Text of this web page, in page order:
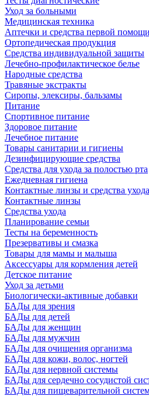
Уход за больными
Медицинская техника
Аптечки и средства первой помощи
Ортопедическая продукция
Средства индивидуальной защиты
Лечебно-профилактическое белье
Народные средства
Травяные экстракты
Сиропы, элексиры, бальзамы
Питание
Спортивное питание
Здоровое питание
Лечебное питание
Товары санитарии и гигиены
Дезинфицирующие средства
Средства для ухода за полостью рта
Ежедневная гигиена
Контактные линзы и средства ухода
Контактные линзы
Средства ухода
Планирование семьи
Тесты на беременность
Презервативы и смазка
Товары для мамы и малыша
Аксессуары для кормления детей
Детское питание
Уход за детьми
Биологически-активные добавки
БАДы для зрения
БАДы для детей
БАДы для женщин
БАДы для мужчин
БАДы для очищения организма
БАДы для кожи, волос, ногтей
БАДы для нервной системы
БАДы для сердечно сосудистой
БАДы для пищеварительной